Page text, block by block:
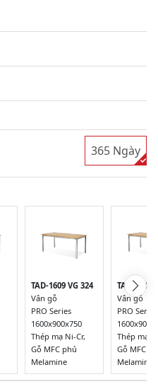
365 Ngày
TAD-1609 VG 324
Vân gỗ
PRO Series
1600x900x750
Thép mạ Ni-Cr,
Gỗ MFC phủ
Melamine
TAD-1609
Vân gỗ
PRO Series
Thép mạ
Gỗ MFC
Melamine